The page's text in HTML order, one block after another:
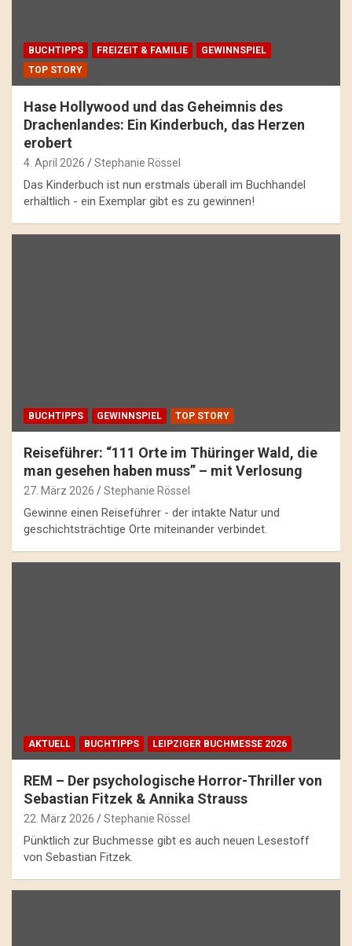
BUCHTIPPS FREIZEIT & FAMILIE
GEWINNSPIEL
TOP STORY
Hase Hollywood und das Geheimnis des
Drachenlandes: Ein Kinderbuch, das Herzen
erobert
4. April 2026 Stephanie Rössel
Das Kinderbuch ist nun erstmals überall im Buchhandel
erhältlich - ein Exemplar gibt es zu gewinnen!
BUCHTIPPS GEWINNSPIEL TOP STORY
Reiseführer: “111 Orte im Thüringer Wald, die
man gesehen haben muss” – mit Verlosung
27. März 2026 Stephanie Rössel
Gewinne einen Reiseführer - der intakte Natur und
geschichtsträchtige Orte miteinander verbindet.
AKTUELL BUCHTIPPS LEIPZIGER BUCHMESSE 2026
REM – Der psychologische Horror-Thriller von
Sebastian Fitzek & Annika Strauss
22. März 2026 Stephanie Rössel
Pünktlich zur Buchmesse gibt es auch neuen Lesestoff
von Sebastian Fitzek.